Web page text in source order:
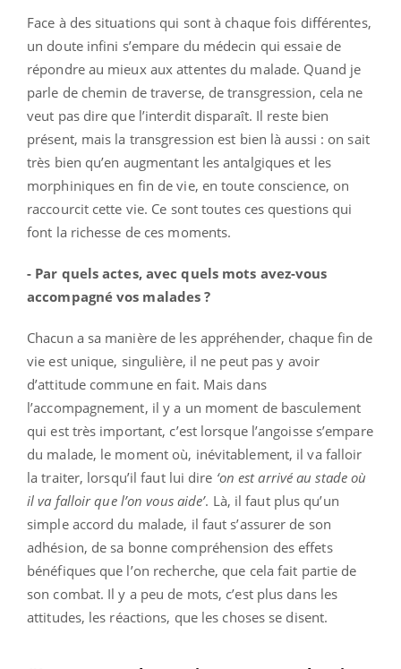
Face à des situations qui sont à chaque fois différentes,
un doute infini s’empare du médecin qui essaie de
répondre au mieux aux attentes du malade. Quand je
parle de chemin de traverse, de transgression, cela ne
veut pas dire que l’interdit disparaît. Il reste bien
présent, mais la transgression est bien là aussi : on sait
très bien qu’en augmentant les antalgiques et les
morphiniques en fin de vie, en toute conscience, on
raccourcit cette vie. Ce sont toutes ces questions qui
font la richesse de ces moments.
- Par quels actes, avec quels mots avez-vous
accompagné vos malades ?
Chacun a sa manière de les appréhender, chaque fin de
vie est unique, singulière, il ne peut pas y avoir
d’attitude commune en fait. Mais dans
l’accompagnement, il y a un moment de basculement
qui est très important, c’est lorsque l’angoisse s’empare
du malade, le moment où, inévitablement, il va falloir
la traiter, lorsqu’il faut lui dire ‘on est arrivé au stade où
il va falloir que l’on vous aide’. Là, il faut plus qu’un
simple accord du malade, il faut s’assurer de son
adhésion, de sa bonne compréhension des effets
bénéfiques que l’on recherche, que cela fait partie de
son combat. Il y a peu de mots, c’est plus dans les
attitudes, les réactions, que les choses se disent.